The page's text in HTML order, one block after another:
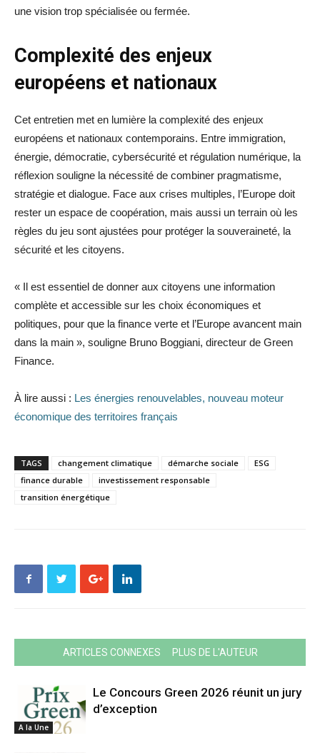
une vision trop spécialisée ou fermée.
Complexité des enjeux
européens et nationaux
Cet entretien met en lumière la complexité des enjeux
européens et nationaux contemporains. Entre immigration,
énergie, démocratie, cybersécurité et régulation numérique, la
réflexion souligne la nécessité de combiner pragmatisme,
stratégie et dialogue. Face aux crises multiples, l’Europe doit
rester un espace de coopération, mais aussi un terrain où les
règles du jeu sont ajustées pour protéger la souveraineté, la
sécurité et les citoyens.
« Il est essentiel de donner aux citoyens une information
complète et accessible sur les choix économiques et
politiques, pour que la finance verte et l’Europe avancent main
dans la main », souligne Bruno Boggiani, directeur de Green
Finance.
À lire aussi : Les énergies renouvelables, nouveau moteur
économique des territoires français
TAGS changement climatique démarche sociale
ESG
finance durable
investissement responsable
transition énergétique
ARTICLES CONNEXES PLUS DE L'AUTEUR
A la Une
Le Concours Green 2026 réunit un jury
d’exception